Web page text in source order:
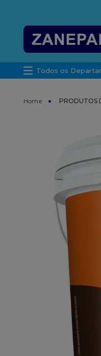
Todos os
PRODUTOS